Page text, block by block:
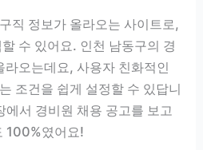
직 정보가 올라오는 사이트로,
수 있어요. 인천 남동구의 경
라오는데요, 사용자 친화적인
조건을 쉽게 설정할 수 있답니
서 경비원 채용 공고를 보고
100%였어요!